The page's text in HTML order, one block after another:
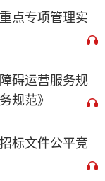
点专项管理实
碍运营服务规
规范》
标文件公平竞